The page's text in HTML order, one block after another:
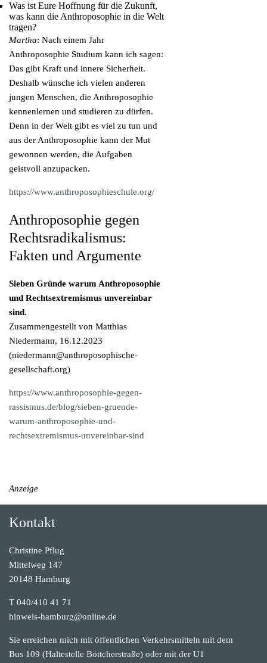
Was ist Eure Hoffnung für die Zukunft,
was kann die Anthroposophie in die Welt
tragen?
Martha: Nach einem Jahr
Anthroposophie Studium kann ich sagen:
Das gibt Kraft und innere Sicherheit.
Deshalb wünsche ich vielen anderen
jungen Menschen, die Anthroposophie
kennenlernen und studieren zu dürfen.
Denn in der Welt gibt es viel zu tun und
aus der Anthroposophie kann der Mut
gewonnen werden, die Aufgaben
geistvoll anzupacken.
https://www.anthroposophieschule.org/
Anthroposophie gegen
Rechtsradikalismus:
Fakten und Argumente
Sieben Gründe warum Anthroposophie
und Rechtsextremismus unvereinbar
sind.
Zusammengestellt von Matthias
Niedermann, 16.12.2023
(niedermann@anthroposophische-
gesellschaft.org)
https://www.anthroposophie-gegen-
rassismus.de/blog/sieben-gruende-
warum-anthroposophie-und-
rechtsextremismus-unvereinbar-sind
Anzeige
Kontakt
Christine Pflug
Mittelweg 147
20148 Hamburg
T 040/410 41 71
hinweis-hamburg@online.de
Sie erreichen mich mit öffentlichen Verkehrsmitteln mit dem
Bus 109 (Haltestelle Böttcherstraße) oder mit der U1